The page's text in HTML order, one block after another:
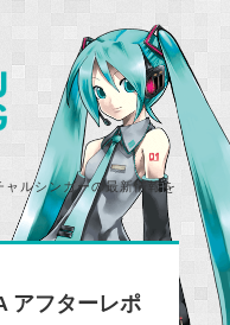
ルシンガーの最新情報を
アフターレポ